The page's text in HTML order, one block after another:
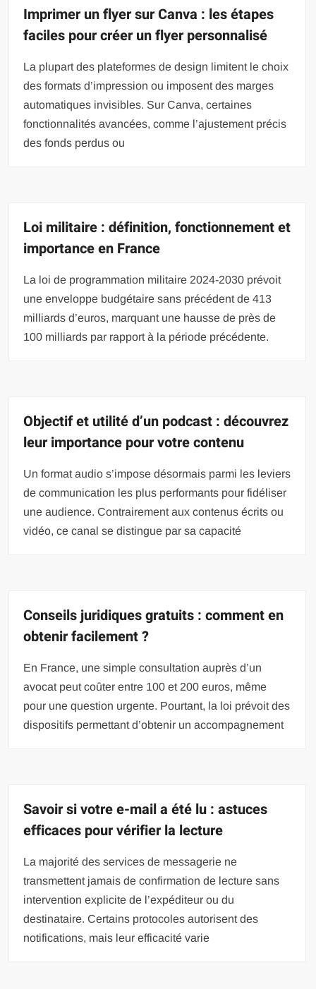
Imprimer un flyer sur Canva : les étapes
faciles pour créer un flyer personnalisé
La plupart des plateformes de design limitent le choix
des formats d’impression ou imposent des marges
automatiques invisibles. Sur Canva, certaines
fonctionnalités avancées, comme l’ajustement précis
des fonds perdus ou
Loi militaire : définition, fonctionnement et
importance en France
La loi de programmation militaire 2024-2030 prévoit
une enveloppe budgétaire sans précédent de 413
milliards d’euros, marquant une hausse de près de
100 milliards par rapport à la période précédente.
Objectif et utilité d’un podcast : découvrez
leur importance pour votre contenu
Un format audio s’impose désormais parmi les leviers
de communication les plus performants pour fidéliser
une audience. Contrairement aux contenus écrits ou
vidéo, ce canal se distingue par sa capacité
Conseils juridiques gratuits : comment en
obtenir facilement ?
En France, une simple consultation auprès d’un
avocat peut coûter entre 100 et 200 euros, même
pour une question urgente. Pourtant, la loi prévoit des
dispositifs permettant d’obtenir un accompagnement
Savoir si votre e-mail a été lu : astuces
efficaces pour vérifier la lecture
La majorité des services de messagerie ne
transmettent jamais de confirmation de lecture sans
intervention explicite de l’expéditeur ou du
destinataire. Certains protocoles autorisent des
notifications, mais leur efficacité varie